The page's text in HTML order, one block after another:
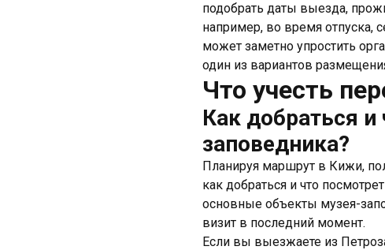
подобрать даты выезда,
например, во время отпуска,
может заметно упростить
один из вариантов
Что учесть
Как добраться и
заповедника?
Планируя маршрут в Кижи,
как добраться и что
основные объекты музея-
визит в последний момент.
Если вы выезжаете из